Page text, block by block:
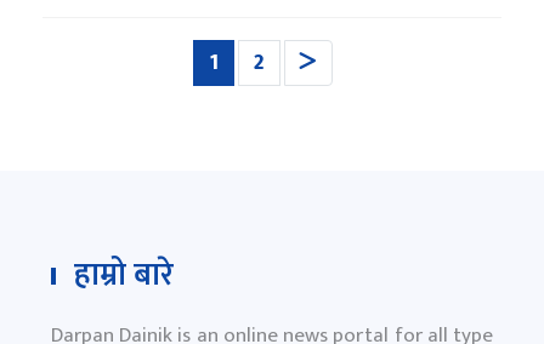
1(current)
2
हाम्रो बारे
Darpan Dainik is an online news portal for all type